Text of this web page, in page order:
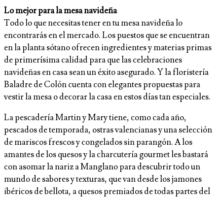
Lo mejor para la mesa navideña
Todo lo que necesitas tener en tu mesa navideña lo
encontrarás en el mercado. Los puestos que se encuentran
en la planta sótano ofrecen ingredientes y materias primas
de primerísima calidad para que las celebraciones
navideñas en casa sean un éxito asegurado. Y la floristería
Baladre de Colón cuenta con elegantes propuestas para
vestir la mesa o decorar la casa en estos días tan especiales.
La pescadería Martin y Mary tiene, como cada año,
pescados de temporada, ostras valencianas y una selección
de mariscos frescos y congelados sin parangón. A los
amantes de los quesos y la charcutería gourmet les bastará
con asomar la nariz a Manglano para descubrir todo un
mundo de sabores y texturas, que van desde los jamones
ibéricos de bellota, a quesos premiados de todas partes del